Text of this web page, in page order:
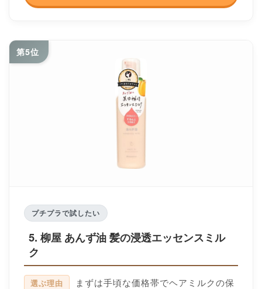
第5位
プチプラで試したい
5. 柳屋 あんず油 髪の浸透エッセンスミル
ク
選ぶ理由
まずは手頃な価格帯でヘアミルクの保